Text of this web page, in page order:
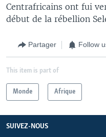
Centrafricains ont fui
début de la rébellion
Partager Follow
This item is part of
Monde Afrique
SUIVEZ-NOUS